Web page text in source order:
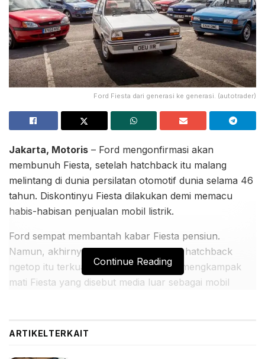
Ford Fiesta dari generasi ke generasi. (autotrader)
Jakarta, Motoris – Ford mengonfirmasi akan
membunuh Fiesta, setelah hatchback itu malang
melintang di dunia persilatan otomotif dunia selama 46
tahun. Diskontinyu Fiesta dilakukan demi memacu
habis-habisan penjualan mobil listrik.
Ford sempat membantah kabar Fiesta pensiun.
Namun, akhirnya, spekulasi soal nasib hatchback
ngetop itu terkuak. Ford memutuskan mengkampak
mati Fiesta yang disebut media luar sebagai mobil
BACA JUGA:
Continue Reading
ARTIKELTERKAIT